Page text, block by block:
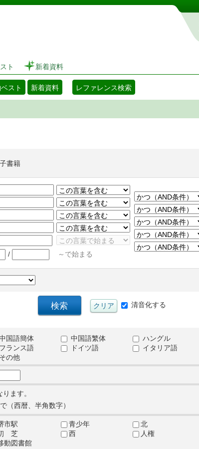
図書館 蔵書検索・予約システム
ト 新着資料
スト 新着資料 レファレンス検索
書籍
/ ～で始まる
清音化する
国語簡体 中国語繁体 ハングル
フランス語 ドイツ語 イタリア語
その他
ます。
（西暦、半角数字）
市駅 青少年 北
芝 西 人権
動図書館